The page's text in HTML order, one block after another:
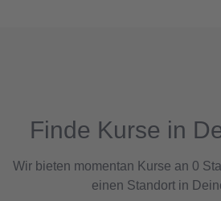
Finde Kurse in
Wir bieten momentan Kurse an 0
einen Standort in